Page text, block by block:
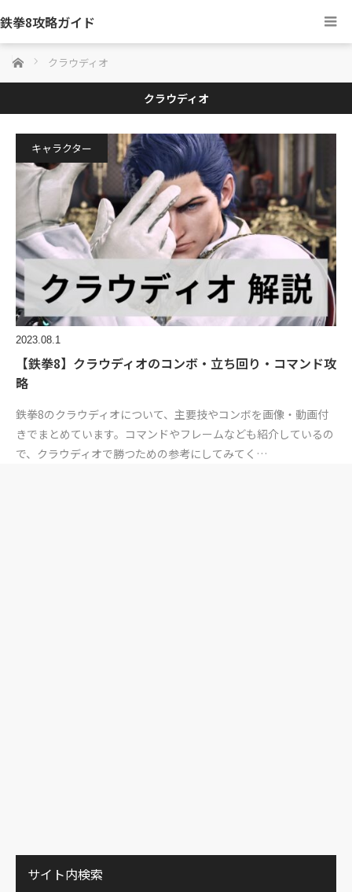
鉄拳8攻略ガイド
ホーム クラウディオ
クラウディオ
キャラクター
2023.08.1
【鉄拳8】クラウディオのコンボ・立ち回り・コマンド攻
略
鉄拳8のクラウディオについて、主要技やコンボを画像・動画付
きでまとめています。コマンドやフレームなども紹介しているの
で、クラウディオで勝つための参考にしてみてく…
サイト内検索